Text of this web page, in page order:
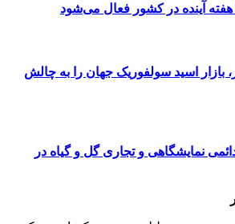
هفته آینده در کشور فعال می‌شود
بازار اسید سولفوریک جهان را به چالش
نمایشگاهی و تجاری گل و گیاه در